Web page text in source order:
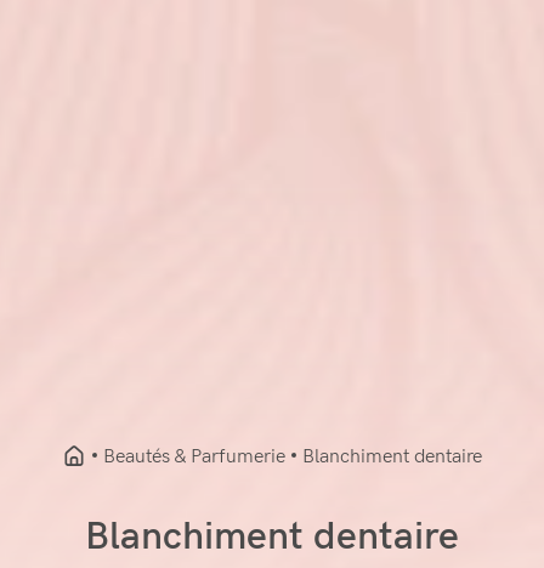
Blanchiment dentaire
Beautés & Parfumerie Blanchiment dentaire